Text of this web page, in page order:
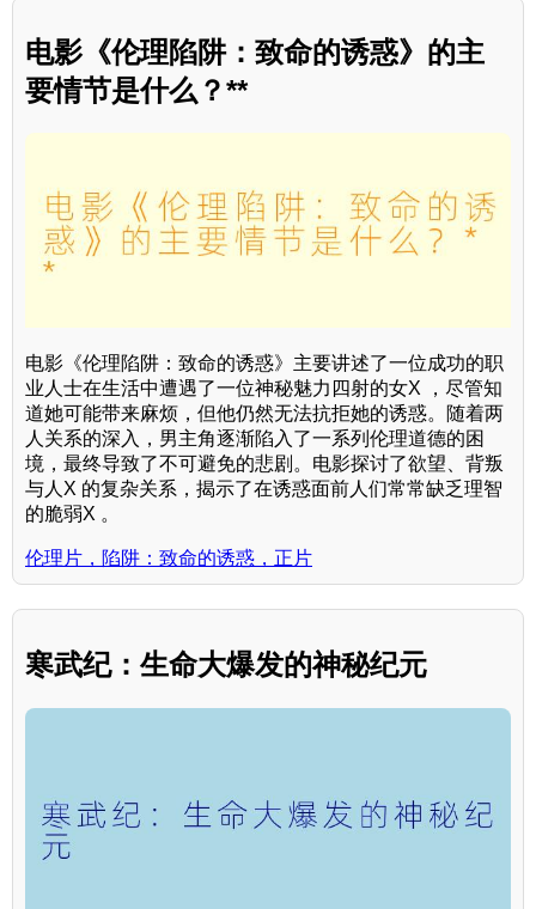
电影《伦理陷阱：致命的诱惑》的主
要情节是什么？**
电影《伦理陷阱：致命的诱惑》主要讲述了一位成功的职
业人士在生活中遭遇了一位神秘魅力四射的女X ，尽管知
道她可能带来麻烦，但他仍然无法抗拒她的诱惑。随着两
人关系的深入，男主角逐渐陷入了一系列伦理道德的困
境，最终导致了不可避免的悲剧。电影探讨了欲望、背叛
与人X 的复杂关系，揭示了在诱惑面前人们常常缺乏理智
的脆弱X 。
伦理片，陷阱：致命的诱惑，正片
寒武纪：生命大爆发的神秘纪元